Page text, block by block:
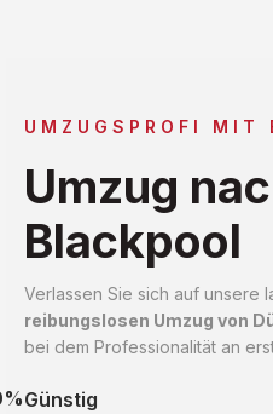
UMZUGSPROFI MIT
Umzug
Blackpool
Verlassen Sie sich auf unsere
reibungslosen Umzug von
bei dem Professionalität an
Günstig